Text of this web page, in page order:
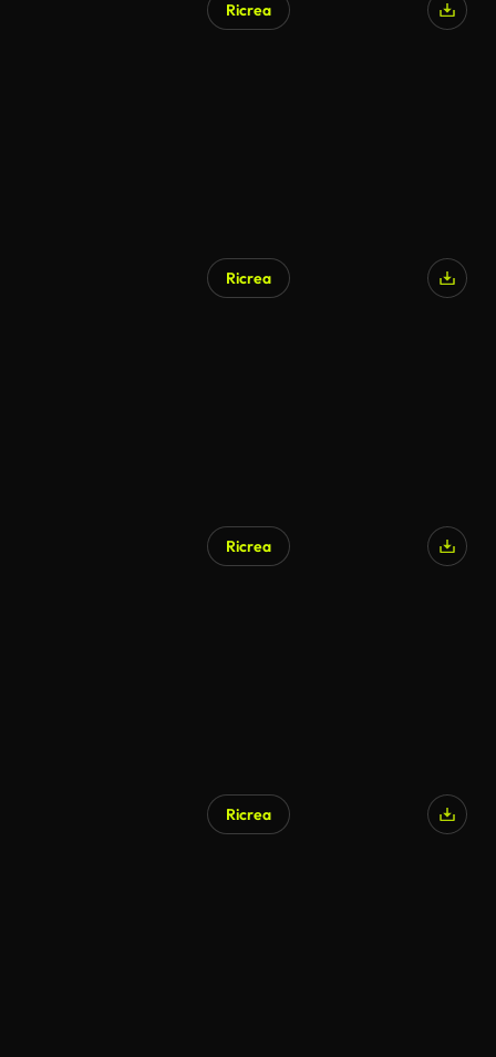
Ricrea
Ricrea
Ricrea
Ricrea